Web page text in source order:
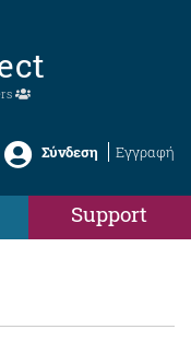
Σύνδεση Εγγραφή
Support